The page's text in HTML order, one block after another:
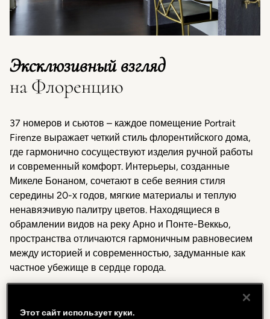
Эксклюзивный взгляд
на Флоренцию
37 номеров и сьютов – каждое помещение Portrait
Firenze выражает четкий стиль флорентийского дома,
где гармонично сосуществуют изделия ручной работы
и современный комфорт. Интерьеры, созданные
Микеле Бонаном, сочетают в себе веяния стиля
середины 20-х годов, мягкие материалы и теплую
ненавязчивую палитру цветов. Находящиеся в
обрамлении видов на реку Арно и Понте-Веккьо,
пространства отличаются гармоничным равновесием
между историей и современностью, задуманные как
частное убежище в сердце города.
Этот сайт использует куки.